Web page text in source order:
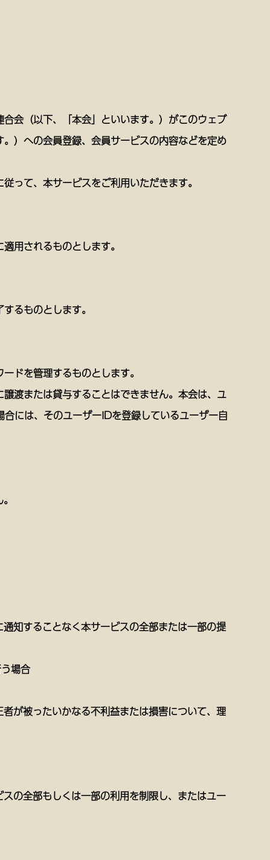
会（以下、「本会」といいます。）がこのウェブ
）への会員登録、会員サービスの内容などを定め
って、本サービスをご利用いただきます。
用されるものとします。
るものとします。
ドを管理するものとします。
渡または貸与することはできません。本会は、ユ
には、そのユーザーIDを登録しているユーザー自
知することなく本サービスの全部または一部の提
場合
が被ったいかなる不利益または損害について、理
の全部もしくは一部の利用を制限し、またはユー